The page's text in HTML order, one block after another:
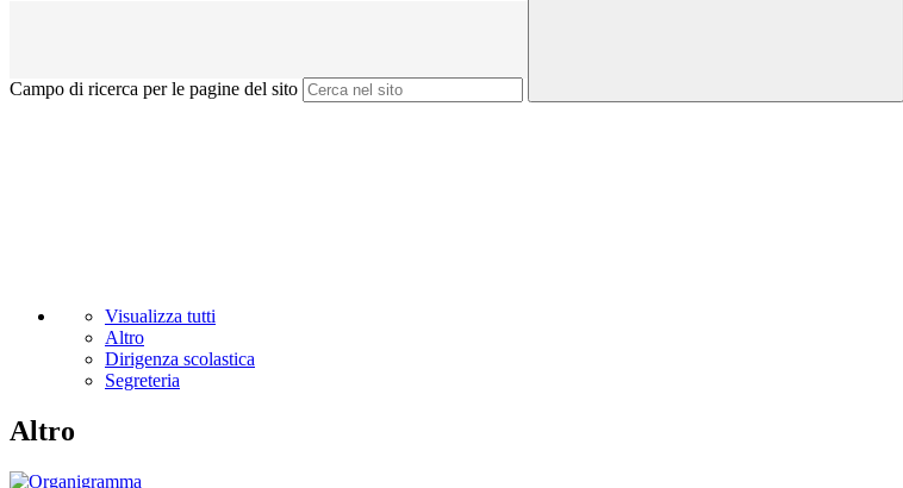
Campo di ricerca per le pagine del sito
Visualizza tutti
Altro
Dirigenza scolastica
Segreteria
Altro